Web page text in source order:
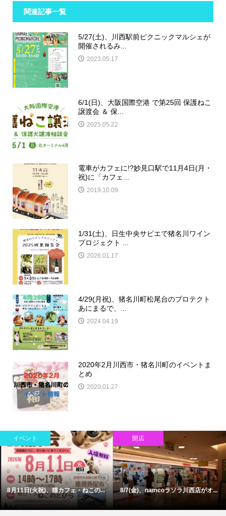
関連記事一覧
5/27(土)、川西駅前ピクニックマルシェが
開催されるみ...
2023.05.17
6/1(日)、大阪国際空港 で第25回 保護ねこ
譲渡会 ＆ 保...
2025.05.22
電車がカフェに!?妙見口駅で11月4日(月・
祝)に「カフェ...
2019.10.09
1/31(土)、日生中央サピエで猪名川ワイン
プロジェクト ...
2026.01.17
4/29(月祝)、猪名川町松尾台のプロテクト
あにまるで、...
2024.04.19
2020年2月川西市・猪名川町のイベントま
とめ
2020.01.27
イベント
8月11日(火祝)、猫カフェ・ねこの...
開店
8/7(金)、namcoラソラ川西店がオ...